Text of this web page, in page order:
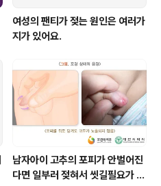
여성의 팬티가 젖는 원인은 여러가
지가 있어요.
남자아이 고추의 포피가 안벌어진
다면 일부러 젖혀서 씻길필요가 없